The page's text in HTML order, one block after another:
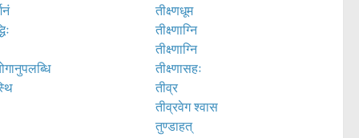
तीक्ष्णधूम
तीक्ष्णाग्नि
तीक्ष्णाग्नि
तीक्ष्णासहः
तीव्र
तीव्रवेग श्वास
तुण्डाहत्